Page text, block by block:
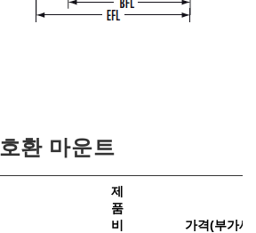
호환 마운트
제
품
비
가격(부가세